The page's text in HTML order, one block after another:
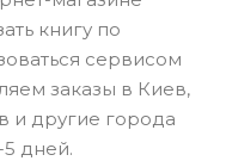
книгу по
сервисом
заказы в Киев,
и другие города
5 дней.